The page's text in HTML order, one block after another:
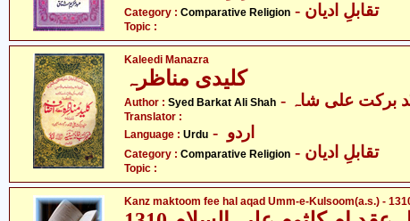
Category : Comparative Religion - تقابلِ ادیان
Topic :
Kaleedi Manazra
کلیدی مناظرہ
Author : Syed Barkat Ali Shah برکت علی شاہ
Translator :
Language : Urdu
Category : Comparative Religion - تقابلِ ادیان
Topic :
Kanz maktoom fee hal aqad Umm-e-Kulsoom(a.s.) -